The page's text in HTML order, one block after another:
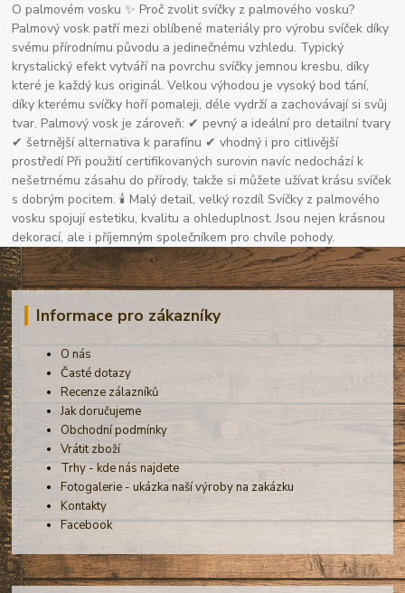
O palmovém vosku ✨ Proč zvolit svíčky z palmového vosku?
Palmový vosk patří mezi oblíbené materiály pro výrobu svíček díky
svému přírodnímu původu a jedinečnému vzhledu. Typický
krystalický efekt vytváří na povrchu svíčky jemnou kresbu, díky
které je každý kus originál. Velkou výhodou je vysoký bod tání,
díky kterému svíčky hoří pomaleji, déle vydrží a zachovávají si svůj
tvar. Palmový vosk je zároveň: ✔ pevný a ideální pro detailní tvary
✔ šetrnější alternativa k parafínu ✔ vhodný i pro citlivější
prostředí Při použití certifikovaných surovin navíc nedochází k
nešetrnému zásahu do přírody, takže si můžete užívat krásu svíček
s dobrým pocitem. 🕯 Malý detail, velký rozdíl Svíčky z palmového
vosku spojují estetiku, kvalitu a ohleduplnost. Jsou nejen krásnou
dekorací, ale i příjemným společníkem pro chvíle pohody.
Informace pro zákazníky
O nás
Časté dotazy
Recenze zálazníků
Jak doručujeme
Obchodní podmínky
Vrátit zboží
Trhy - kde nás najdete
Fotogalerie - ukázka naší výroby na zakázku
Kontakty
Facebook